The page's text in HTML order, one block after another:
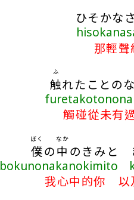
ひそかな
那輕聲
触
ふ
れたことの
觸碰從未有
僕
ぼく
の中
なか
のきみと
bokunonakanokimito
我心中的你 以